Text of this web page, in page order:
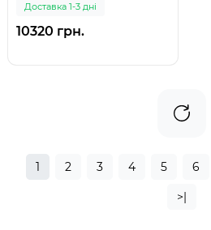
(WH0595) (999)
Доставка 1-3 дні
10320 грн.
1 2 3 4 5 6
>|